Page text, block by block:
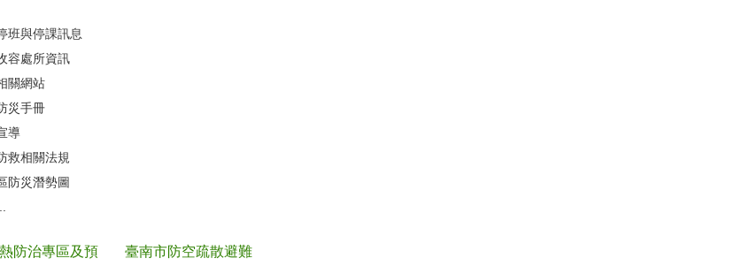
班與停課訊息
容處所資訊
關網站
災手冊
導
救相關法規
防災潛勢圖
防治專區及預
臺南市防空疏散避難